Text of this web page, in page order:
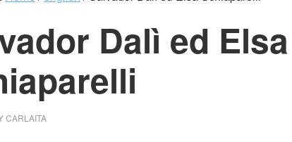
Dalì ed Elsa
CARLAITA